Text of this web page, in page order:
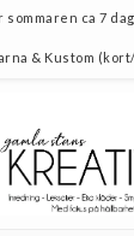
ca 7
& Kustom